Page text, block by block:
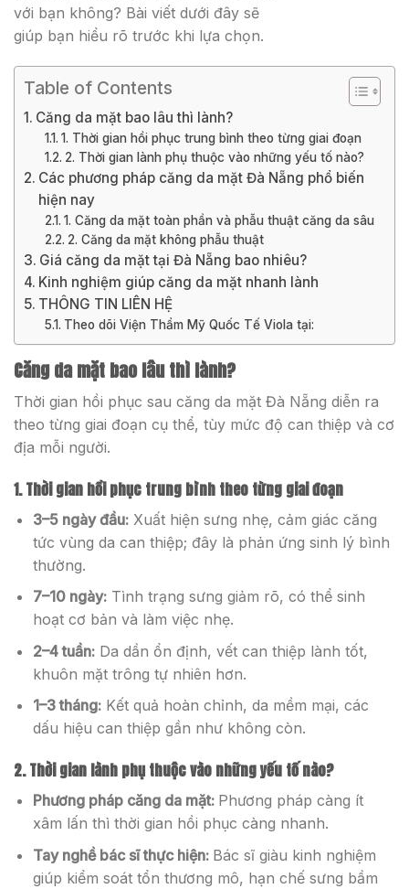
với bạn không? Bài viết dưới đây sẽ
giúp bạn hiểu rõ trước khi lựa chọn.
Table of Contents
Căng da mặt bao lâu thì lành?
1. Thời gian hồi phục trung bình theo từng giai đoạn
2. Thời gian lành phụ thuộc vào những yếu tố nào?
Các phương pháp căng da mặt Đà Nẵng phổ biến
hiện nay
1. Căng da mặt toàn phần và phẫu thuật căng da sâu
2. Căng da mặt không phẫu thuật
Giá căng da mặt tại Đà Nẵng bao nhiêu?
Kinh nghiệm giúp căng da mặt nhanh lành
THÔNG TIN LIÊN HỆ
Theo dõi Viện Thẩm Mỹ Quốc Tế Viola tại:
Căng da mặt bao lâu thì lành?
Thời gian hồi phục sau căng da mặt Đà Nẵng diễn ra
theo từng giai đoạn cụ thể, tùy mức độ can thiệp và cơ
địa mỗi người.
1. Thời gian hồi phục trung bình theo từng giai đoạn
3–5 ngày đầu:Xuất hiện sưng nhẹ, cảm giác căng
tức vùng da can thiệp; đây là phản ứng sinh lý bình
thường.
7–10 ngày:Tình trạng sưng giảm rõ, có thể sinh
hoạt cơ bản và làm việc nhẹ.
2–4 tuần:Da dần ổn định, vết can thiệp lành tốt,
khuôn mặt trông tự nhiên hơn.
1–3 tháng:Kết quả hoàn chỉnh, da mềm mại, các
dấu hiệu can thiệp gần như không còn.
2. Thời gian lành phụ thuộc vào những yếu tố nào?
Phương pháp căng da mặt: Phương pháp càng ít
xâm lấn thì thời gian hồi phục càng nhanh.
Tay nghề bác sĩ thực hiện: Bác sĩ giàu kinh nghiệm
giúp kiểm soát tổn thương mô, hạn chế sưng bầm